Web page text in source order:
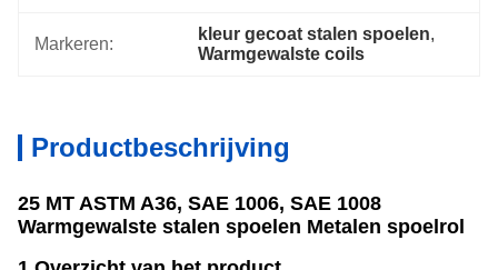
Markeren:
kleur gecoat stalen spoelen,
Warmgewalste coils
Productbeschrijving
25 MT ASTM A36, SAE 1006, SAE 1008
Warmgewalste stalen spoelen Metalen spoelrol